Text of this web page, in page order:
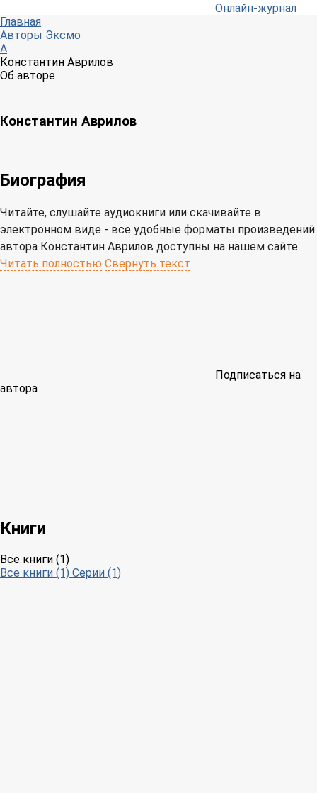
Онлайн-журнал
Главная
Авторы Эксмо
А
Константин Аврилов
Об авторе
Константин Аврилов
Биография
Читайте, слушайте аудиокниги или скачивайте в
электронном виде - все удобные форматы произведений
автора Константин Аврилов доступны на нашем сайте.
Читать полностью Свернуть текст
Подписаться на
автора
Книги
Все книги (1)
Все книги (1) Серии (1)